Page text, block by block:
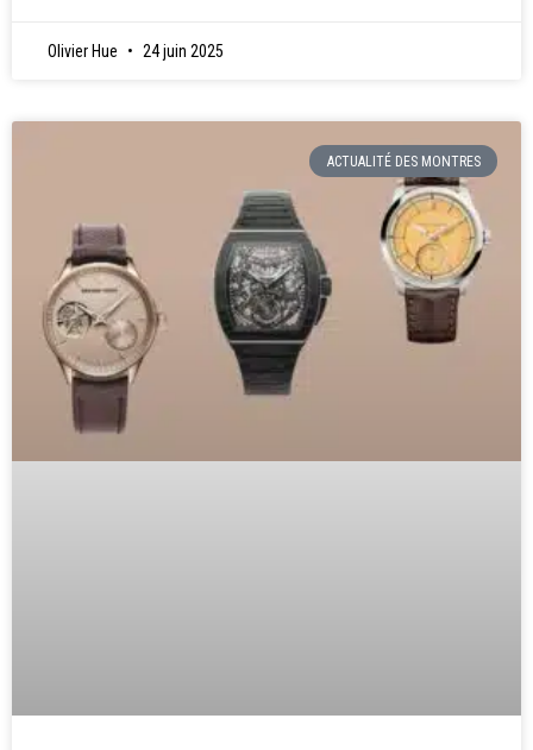
Olivier Hue 24 juin 2025
ACTUALITÉ DES MONTRES